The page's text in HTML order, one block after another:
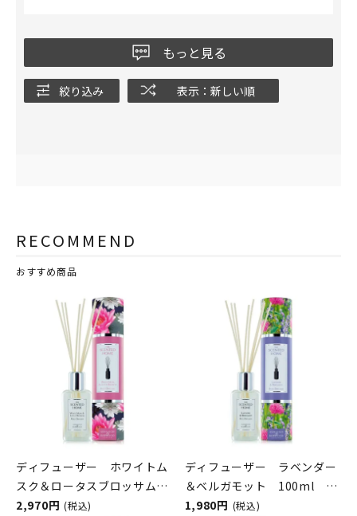
ジャスミンはリビングで❗️
ムスクは寝室で優しく癒されています❗️
ありがとうございました😊
もっと見る
絞り込み 表示：新しい順
RECOMMEND
おすすめ商品
ディフューザー ホワイトム
スク＆ロータスブロッサム
200ml
2,970円 (税込)
ディフューザー ラベンダー
＆ベルガモット 100ml
ASHLEIGH&BURWOOD（ア
1,980円 (税込)